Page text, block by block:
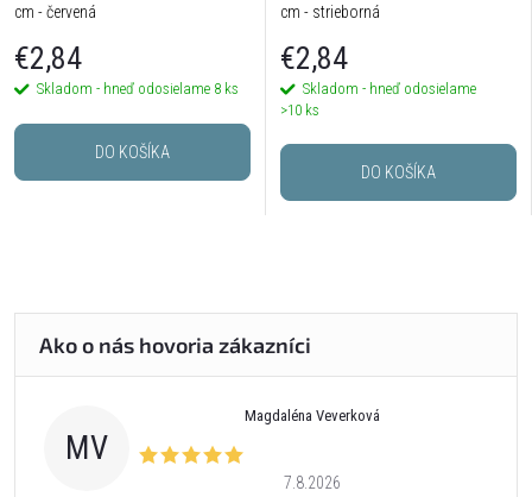
cm - červená
€2,84
Skladom - hneď odosielame 8 ks
DO KOŠÍKA
cm - strieborná
€2,84
Skladom - hneď odosielame
>10 ks
DO KOŠÍKA
MV
Magdaléna Veverková
7.8.2026